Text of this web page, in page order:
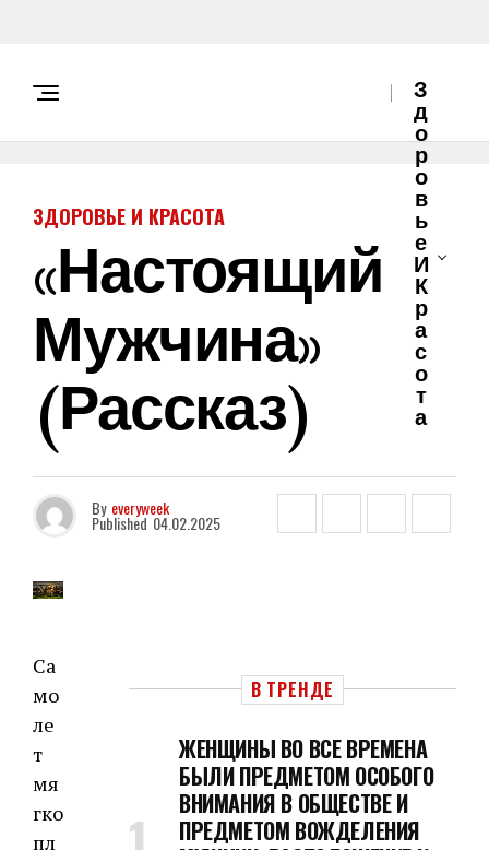
З
Д
О
Р
О
В
Ь
Е
И
К
Р
А
С
О
Т
А
ЗДОРОВЬЕ И КРАСОТА
«Настоящий
Мужчина»
(рассказ)
By everyweek
Published 04.02.2025
Са
мо
ле
т
мя
гко
пл
В ТРЕНДЕ
ЖЕНЩИНЫ ВО ВСЕ ВРЕМЕНА
БЫЛИ ПРЕДМЕТОМ ОСОБОГО
ВНИМАНИЯ В ОБЩЕСТВЕ И
ПРЕДМЕТОМ ВОЖДЕЛЕНИЯ